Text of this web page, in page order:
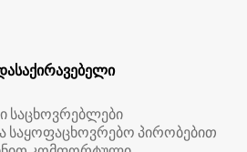
საყოფაცხოვრებო პირობებით